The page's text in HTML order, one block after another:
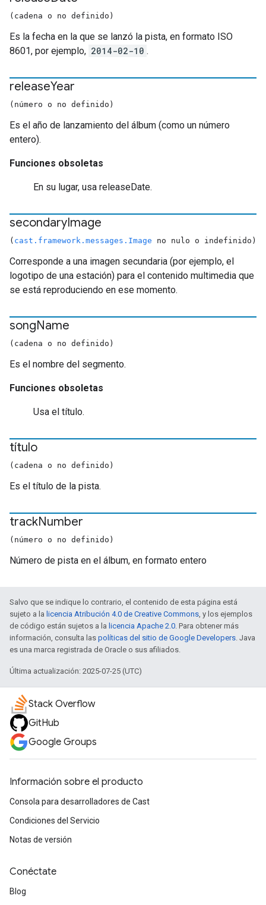
(cadena o no definido)
Es la fecha en la que se lanzó la pista, en formato ISO
8601, por ejemplo, 2014-02-10 .
releaseYear
(número o no definido)
Es el año de lanzamiento del álbum (como un número
entero).
Funciones obsoletas
En su lugar, usa releaseDate.
secondaryImage
( cast.framework.messages.Image no nulo o indefinido)
Corresponde a una imagen secundaria (por ejemplo, el
logotipo de una estación) para el contenido multimedia que
se está reproduciendo en ese momento.
songName
(cadena o no definido)
Es el nombre del segmento.
Funciones obsoletas
Usa el título.
título
(cadena o no definido)
Es el título de la pista.
trackNumber
(número o no definido)
Número de pista en el álbum, en formato entero
Salvo que se indique lo contrario, el contenido de esta página está
sujeto a la licencia Atribución 4.0 de Creative Commons, y los ejemplos
de código están sujetos a la licencia Apache 2.0. Para obtener más
información, consulta las políticas del sitio de Google Developers. Java
es una marca registrada de Oracle o sus afiliados.
Última actualización: 2025-07-25 (UTC)
Stack Overflow
GitHub
Google Groups
Información sobre el producto
Consola para desarrolladores de Cast
Condiciones del Servicio
Notas de versión
Conéctate
Blog